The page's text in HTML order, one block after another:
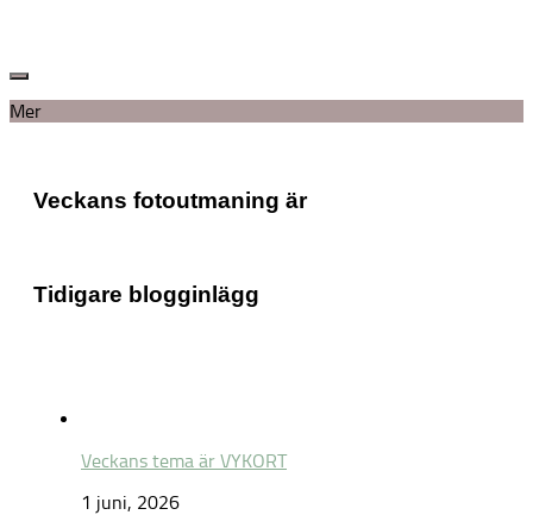
Mer
Veckans fotoutmaning är
Tidigare blogginlägg
Veckans tema är VYKORT
1 juni, 2026